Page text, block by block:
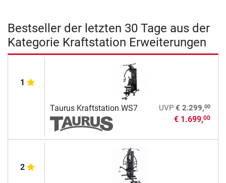
Bestseller der letzten 30 Tage aus der
Kategorie Kraftstation Erweiterungen
1
Taurus Kraftstation WS7 UVP € 2.299,00
€ 1.699,00
2